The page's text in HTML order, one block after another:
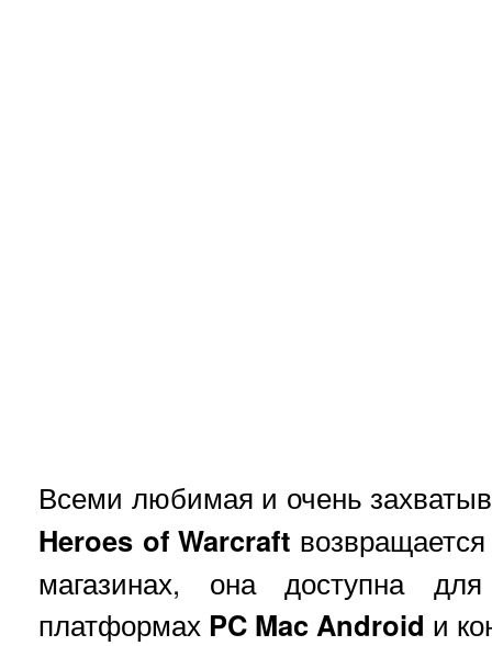
Всеми любимая и очень
Heroes of Warcraft
магазинах, она доступна
платформах PC MacAndroid и